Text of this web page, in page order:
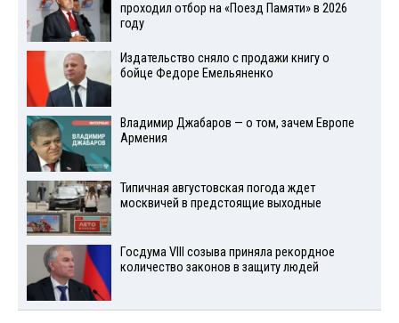
проходил отбор на «Поезд Памяти» в 2026
году
Издательство сняло с продажи книгу о
бойце Федоре Емельяненко
Владимир Джабаров — о том, зачем Европе
Армения
Типичная августовская погода ждет
москвичей в предстоящие выходные
Госдума VIII созыва приняла рекордное
количество законов в защиту людей